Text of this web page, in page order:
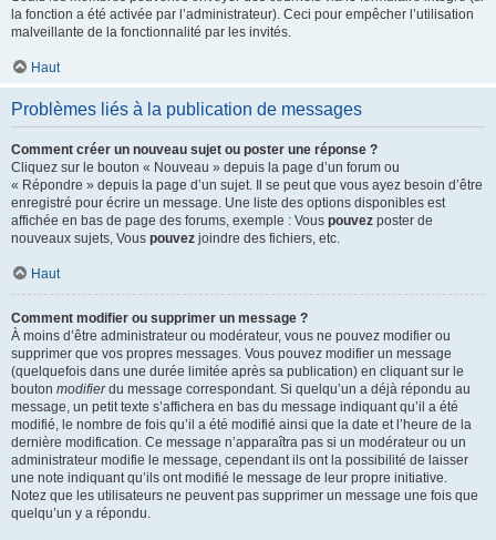
la fonction a été activée par l’administrateur). Ceci pour empêcher l’utilisation
malveillante de la fonctionnalité par les invités.
Haut
Problèmes liés à la publication de messages
Comment créer un nouveau sujet ou poster une réponse ?
Cliquez sur le bouton « Nouveau » depuis la page d’un forum ou
« Répondre » depuis la page d’un sujet. Il se peut que vous ayez besoin d’être
enregistré pour écrire un message. Une liste des options disponibles est
affichée en bas de page des forums, exemple : Vous pouvez poster de
nouveaux sujets, Vous pouvez joindre des fichiers, etc.
Haut
Comment modifier ou supprimer un message ?
À moins d’être administrateur ou modérateur, vous ne pouvez modifier ou
supprimer que vos propres messages. Vous pouvez modifier un message
(quelquefois dans une durée limitée après sa publication) en cliquant sur le
bouton modifierdu message correspondant. Si quelqu’un a déjà répondu au
message, un petit texte s’affichera en bas du message indiquant qu’il a été
modifié, le nombre de fois qu’il a été modifié ainsi que la date et l’heure de la
dernière modification. Ce message n’apparaîtra pas si un modérateur ou un
administrateur modifie le message, cependant ils ont la possibilité de laisser
une note indiquant qu’ils ont modifié le message de leur propre initiative.
Notez que les utilisateurs ne peuvent pas supprimer un message une fois que
quelqu’un y a répondu.